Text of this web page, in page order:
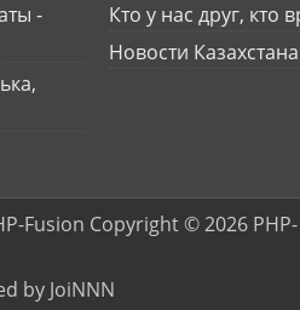
-
Кто у нас друг, кто
Новости Казахстана
Fusion Copyright © 2026 PHP-
by JoiNNN